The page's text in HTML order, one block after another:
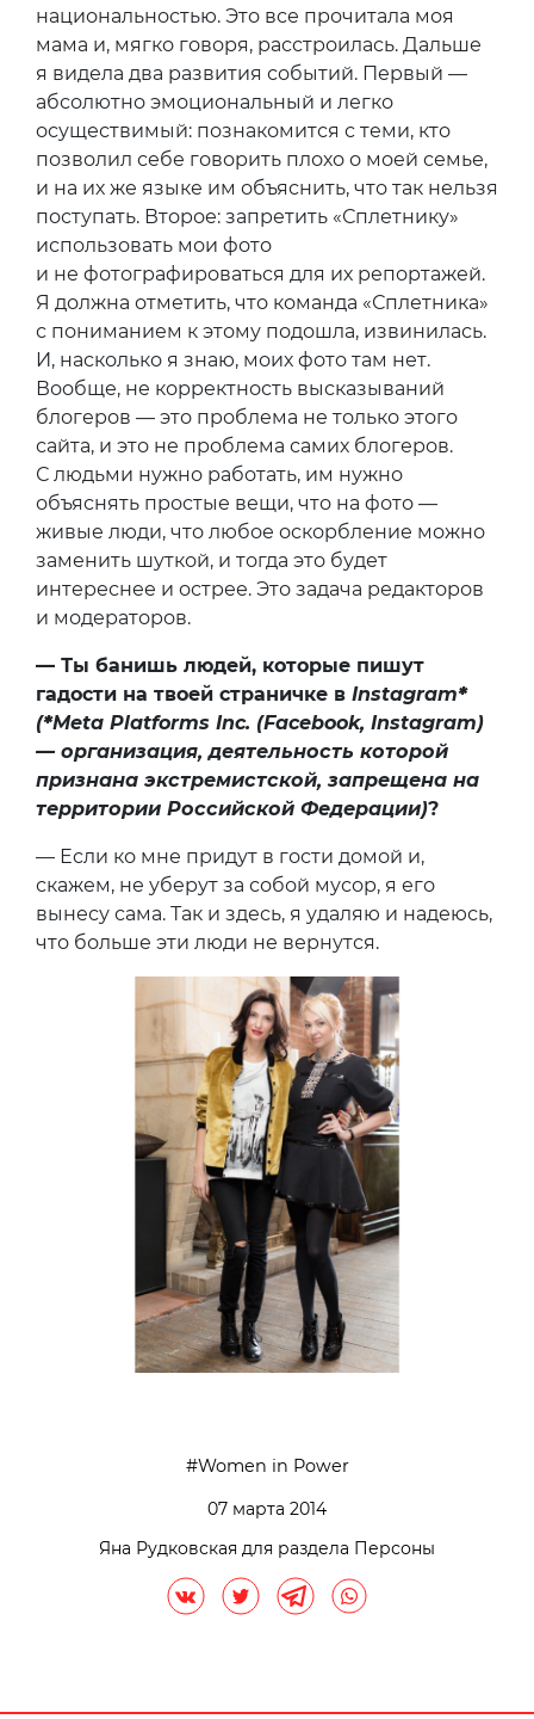
национальностью. Это все прочитала моя
мама и, мягко говоря, расстроилась. Дальше
я видела два развития событий. Первый —
абсолютно эмоциональный и легко
осуществимый: познакомится с теми, кто
позволил себе говорить плохо о моей семье,
и на их же языке им объяснить, что так нельзя
поступать. Второе: запретить «Сплетнику»
использовать мои фото
и не фотографироваться для их репортажей.
Я должна отметить, что команда «Сплетника»
с пониманием к этому подошла, извинилась.
И, насколько я знаю, моих фото там нет.
Вообще, не корректность высказываний
блогеров — это проблема не только этого
сайта, и это не проблема самих блогеров.
С людьми нужно работать, им нужно
объяснять простые вещи, что на фото —
живые люди, что любое оскорбление можно
заменить шуткой, и тогда это будет
интереснее и острее. Это задача редакторов
и модераторов.
— Ты банишь людей, которые пишут
гадости на твоей страничке в Instagram*
(*Meta Platforms Inc. (Facebook, Instagram)
— организация, деятельность которой
признана экстремистской, запрещена на
территории Российской Федерации)?
— Если ко мне придут в гости домой и,
скажем, не уберут за собой мусор, я его
вынесу сама. Так и здесь, я удаляю и надеюсь,
что больше эти люди не вернутся.
Women in Power
07 марта 2014
Яна Рудковская для раздела Персоны